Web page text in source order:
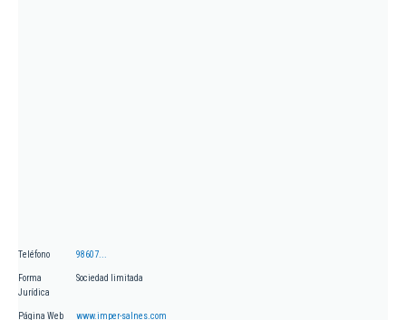
Teléfono 98607...
Forma
Jurídica
Sociedad limitada
Página Web www.imper-salnes.com